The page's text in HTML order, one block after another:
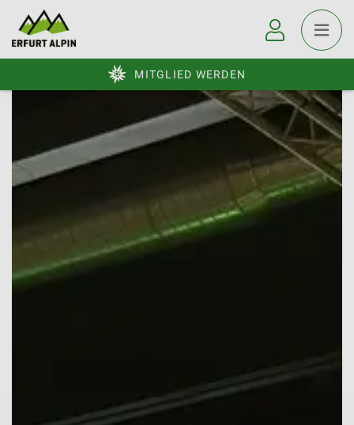
MITGLIED WERDEN